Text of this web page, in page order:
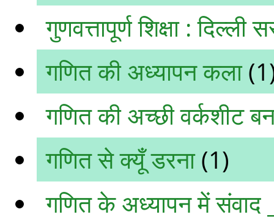
गुणवत्तापूर्ण शिक्षा :
गणित की अध्यापन कला
गणित की अच्छी वर्कशीट
गणित से क्यूँ डरना(1)
गणित के अध्यापन में संवाद